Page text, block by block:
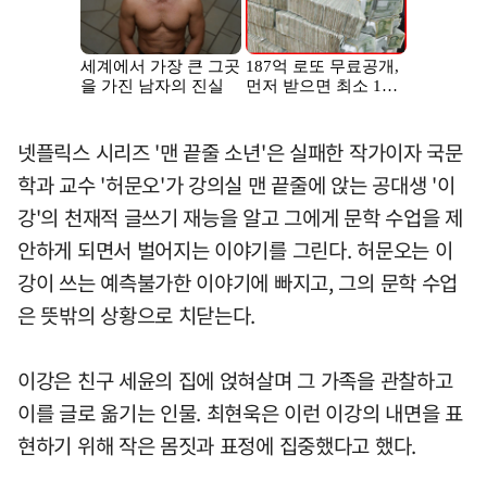
넷플릭스 시리즈 '맨 끝줄 소년'은 실패한 작가이자 국문
학과 교수 '허문오'가 강의실 맨 끝줄에 앉는 공대생 '이
강'의 천재적 글쓰기 재능을 알고 그에게 문학 수업을 제
안하게 되면서 벌어지는 이야기를 그린다. 허문오는 이
강이 쓰는 예측불가한 이야기에 빠지고, 그의 문학 수업
은 뜻밖의 상황으로 치닫는다.
이강은 친구 세윤의 집에 얹혀살며 그 가족을 관찰하고
이를 글로 옮기는 인물. 최현욱은 이런 이강의 내면을 표
현하기 위해 작은 몸짓과 표정에 집중했다고 했다.